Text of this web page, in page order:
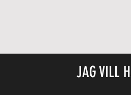
JAG VILL